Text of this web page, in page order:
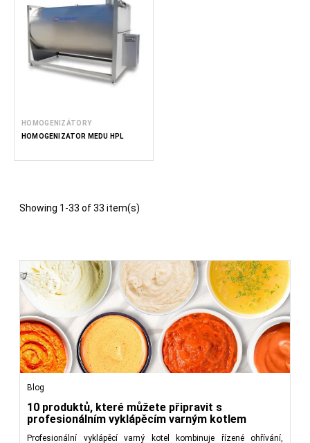
HOMOGENIZÁTORY
HOMOGENIZÁTOR MEDU HPL
Showing 1-33 of 33 item(s)
Blog
10 produktů, které můžete připravit s
profesionálním vyklápěcím varným kotlem
Profesionální vyklápěcí varný kotel kombinuje řízené ohřívání,